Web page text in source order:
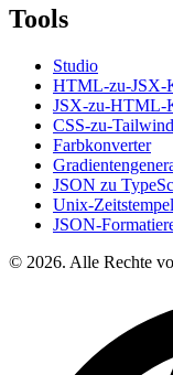
Tools
Studio
HTML-zu-JSX-
JSX-zu-HTML-
CSS-zu-
Farbkonverter
JSON zu
Unix-
JSON-
© 2026. Alle Rechte